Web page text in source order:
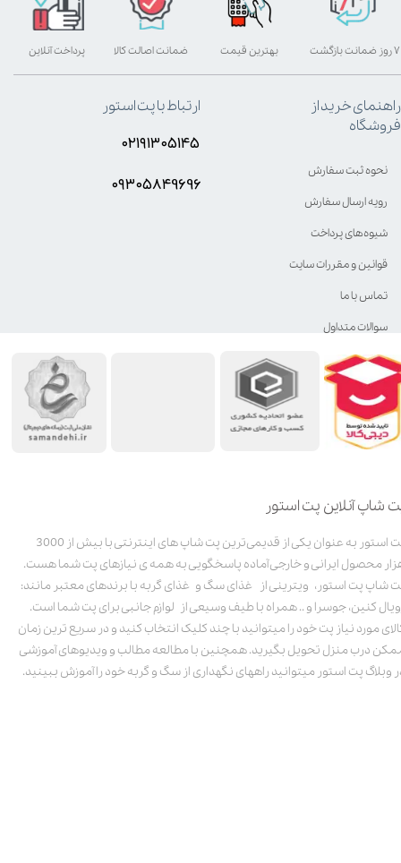
شاپ آنلاین پت استور
پت استور به عنوان یکی از قدیمی‌ترین پت شاپ های اینترنتی با بیش از 3000
محصول ایرانی و خارجی آماده پاسخگویی به همه ی نیازهای پت شما هست.
شاپ پت استور، ویترینی از غذای سگ و غذای گربه با برندهای معتبر مانند:
کنین، جوسرا و .. همراه با طیف وسیعی از لوازم جانبی برای پت شما است.
مورد نیاز پت خود را میتوانید با چند کلیک انتخاب کنید و در سریع ترین زمان
درب منزل تحویل بگیرید. همچنین با مطالعه مطالب و ویدیوهای آموزشی
وبلاگ پت استور میتوانید راههای نگهداری از سگ و گربه خود را آموزش ببینید.
بهترین قیمت پرداخت آنلاین ۷ روز ضمانت بازگشت ضمانت اصالت کالا
راهنمای خرید از
فروشگاه
نحوه ثبت سفارش
رویه ارسال سفارش
شیوه‌های پرداخت
قوانین و مقررات سایت
تماس با ما
سوالات متداول
ارتباط با پت استور
۰۲۱۹۱۳۰۵۱۴۵
۰۹۳۰۵8۴9696